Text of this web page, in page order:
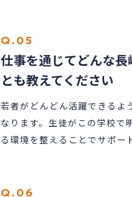
仕事を通じてどんな
とも教えてください
若者がどんどん活躍できるよ
なります。生徒がこの学校で
る環境を整えることでサポー